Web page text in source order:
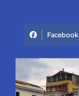
Facebook